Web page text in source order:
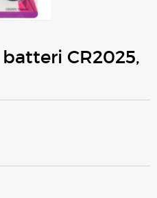
CR2025,